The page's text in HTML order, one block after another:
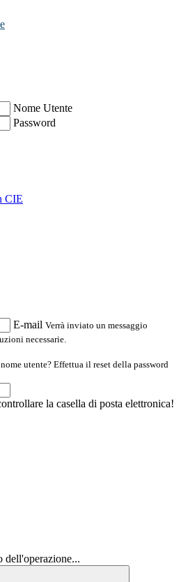
Nome Utente
Password
CIE
E-mail Verrà inviato un messaggio
necessarie.
utente? Effettua il reset della password
la casella di posta elettronica!
dell'operazione...